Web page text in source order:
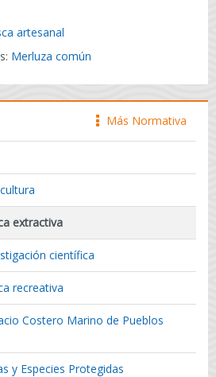
artesanal
Merluza común
icono
Más Normativa
extractiva
científica
recreativa
Costero Marino de Pueblos
y Especies Protegidas